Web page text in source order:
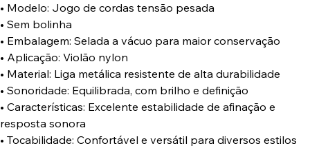
• Modelo: Jogo de cordas tensão pesada
• Sem bolinha
• Embalagem: Selada a vácuo para maior conservação
• Aplicação: Violão nylon
• Material: Liga metálica resistente de alta durabilidade
• Sonoridade: Equilibrada, com brilho e definição
• Características: Excelente estabilidade de afinação e
resposta sonora
• Tocabilidade: Confortável e versátil para diversos estilos